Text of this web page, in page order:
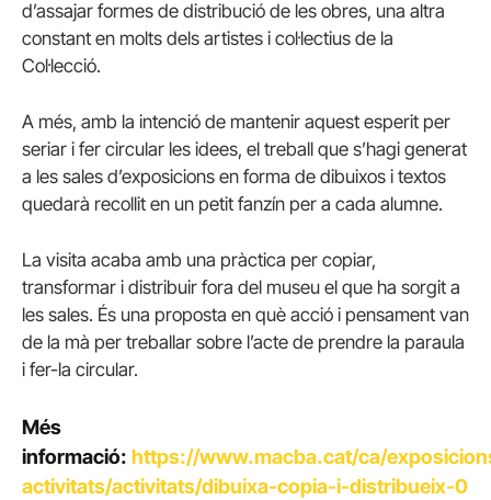
d’assajar formes de distribució de les obres, una altra
constant en molts dels artistes i col·lectius de la
Col·lecció.
A més, amb la intenció de mantenir aquest esperit per
seriar i fer circular les idees, el treball que s’hagi generat
a les sales d’exposicions en forma de dibuixos i textos
quedarà recollit en un petit fanzín per a cada alumne.
La visita acaba amb una pràctica per copiar,
transformar i distribuir fora del museu el que ha sorgit a
les sales. És una proposta en què acció i pensament van
de la mà per treballar sobre l’acte de prendre la paraula
i fer-la circular.
Més
informació: https://www.macba.cat/ca/
activitats/activitats/dibuixa-copia-i-distribueix-0